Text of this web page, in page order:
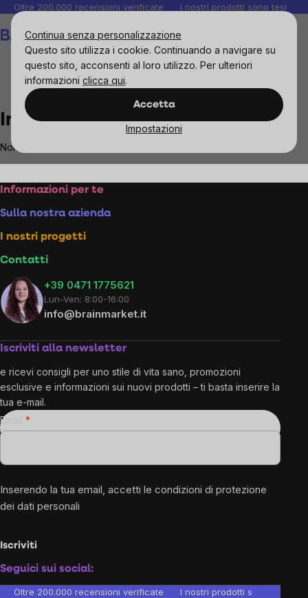
Continua senza personalizzazione
Questo sito utilizza i cookie. Continuando a navigare su
questo sito, acconsenti al loro utilizzo. Per ulteriori
informazioni clicca qui.
Accetta
Impostazioni
Salta
contenuto
Oltre 200.000 recensioni verificate I nostri prodotti sono testati
Incacao
Non sono stati trovati prodotti del marchio
Footer
Informazioni per te
Sulla nostra azienda
I nostri progetti
Contatti
+39 0471 1775621
Lun-Ven: 8:00-16:00
info@brainmarket.it
Iscriviti alla newsletter
e ricevi consigli per uno stile di vita sano, promozioni
esclusive e informazioni sui nuovi prodotti – ti basta inserire la
tua e-mail.
Email
Inserendo la tua email, accetti le condizioni di protezione
dei dati personali
Iscriviti
Seguici sui social:
Oltre 200.000 recensioni verificate I nostri prodotti sono testati